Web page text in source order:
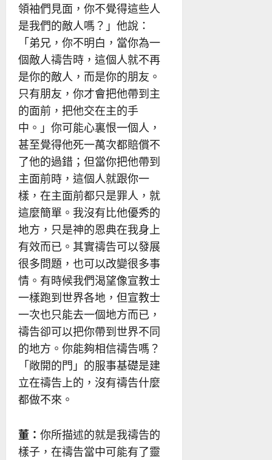
領袖們見面，你不覺得這些人
是我們的敵人嗎？」他說：
「弟兄，你不明白，當你為一
個敵人禱告時，這個人就不再
是你的敵人，而是你的朋友。
只有朋友，你才會把他帶到主
的面前，把他交在主的手
中。」你可能心裏恨一個人，
甚至覺得他死一萬次都賠償不
了他的過錯；但當你把他帶到
主面前時，這個人就跟你一
樣，在主面前都只是罪人，就
這麼簡單。我沒有比他優秀的
地方，只是神的恩典在我身上
有效而已。其實禱告可以發展
很多問題，也可以改變很多事
情。有時候我們渴望像宣教士
一樣跑到世界各地，但宣教士
一次也只能去一個地方而已，
禱告卻可以把你帶到世界不同
的地方。你能夠相信禱告嗎？
「敞開的門」的服事基礎是建
立在禱告上的，沒有禱告什麼
都做不來。
董： 你所描述的就是我禱告的
樣子，在禱告當中可能有了靈